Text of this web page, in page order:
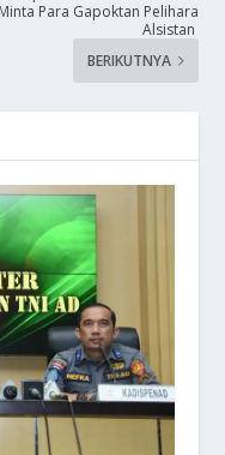
Minta Para Gapoktan Pelihara
Alsistan
BERIKUTNYA